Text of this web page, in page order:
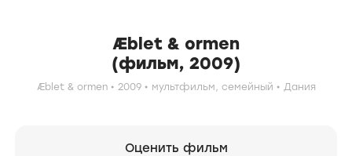
Æblet & ormen
(фильм, 2009)
Æblet & ormen 2009 мультфильм, семейный Дания
Оценить фильм